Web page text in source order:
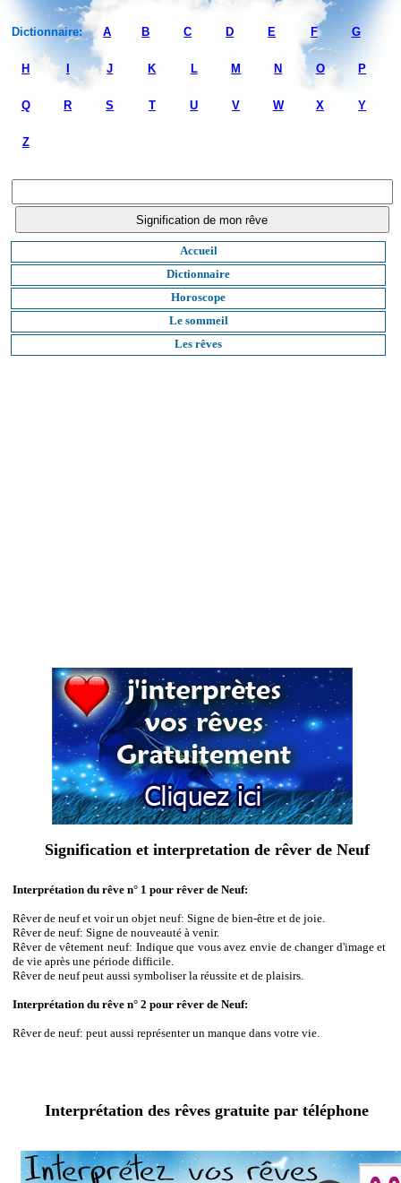
Dictionnaire: A B C D E F G
H J K L M N O P
Q R S T U V W X Y
Z
Accueil
Dictionnaire
Horoscope
Le sommeil
Les rêves
Signification et interpretation de rêver de Neuf
Interprétation du rêve n° 1 pour rêver de Neuf:
Rêver de neuf et voir un objet neuf: Signe de bien-être et de joie.
Rêver de neuf: Signe de nouveauté à venir.
Rêver de vêtement neuf: Indique que vous avez envie de changer d'image et
de vie après une période difficile.
Rêver de neuf peut aussi symboliser la réussite et de plaisirs.
Interprétation du rêve n° 2 pour rêver de Neuf:
Rêver de neuf: peut aussi représenter un manque dans votre vie.
Interprétation des rêves gratuite par téléphone